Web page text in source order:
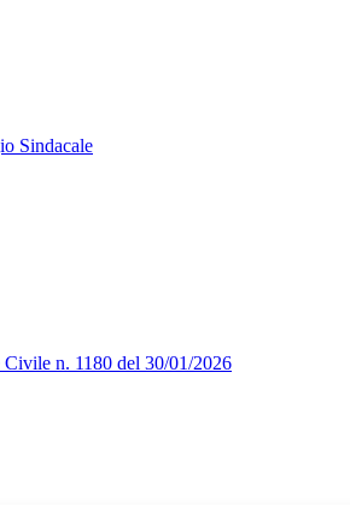
Sindacale
n. 1180 del 30/01/2026